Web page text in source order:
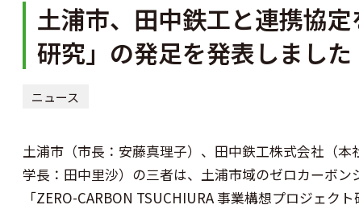
土浦市、田中鉄工と連携協
研究」の発足を発表しました
ニュース
土浦市（市長：安藤真理子）、田中鉄工株式会社（
学長：田中里沙）の三者は、土浦市域のゼロカーボ
「ZERO-CARBON TSUCHIURA 事業構想プロジェ